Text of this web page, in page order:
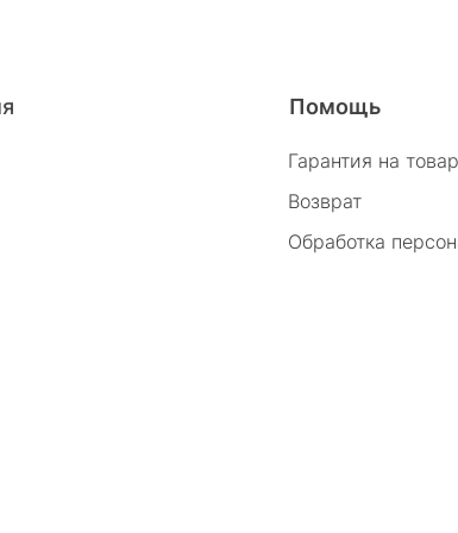
2
Помощь
Гарантия на товар
Возврат
Обработка